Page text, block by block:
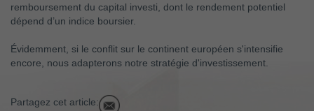
remboursement du capital investi, dont le rendement potentiel
dépend d’un indice boursier.
Évidemment, si le conflit sur le continent européen s'intensifie
encore, nous adapterons notre stratégie d'investissement.
Partagez cet article: